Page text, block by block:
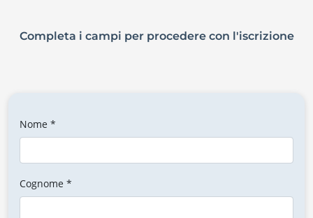
Completa i campi per procedere con l'iscrizione
Nome *
Cognome *